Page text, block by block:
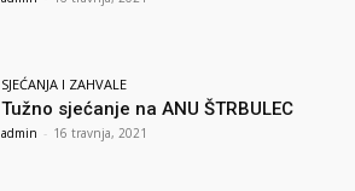
SJEĆANJA I ZAHVALE
Tužno sjećanje na ANU ŠTRBULEC
admin - 16 travnja, 2021